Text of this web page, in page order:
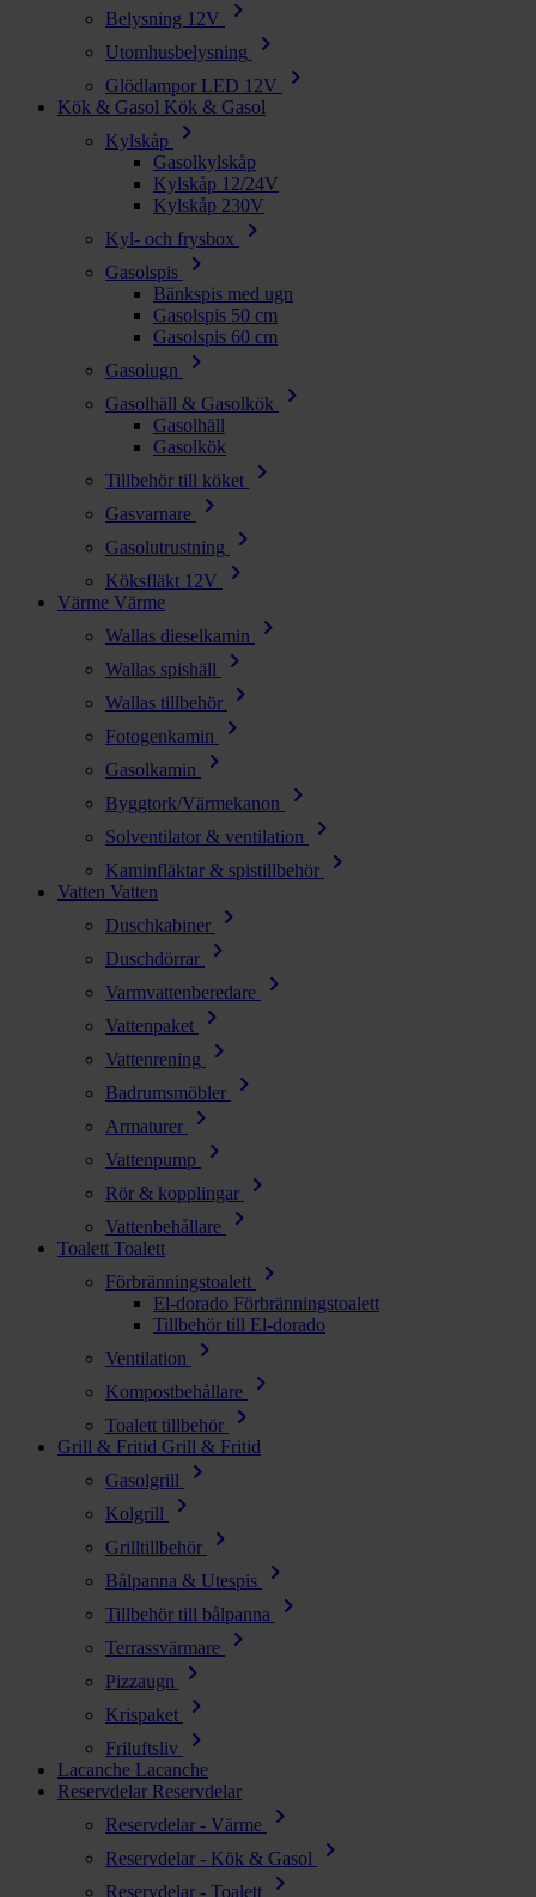
Belysning 12V chevron_right
Utomhusbelysning chevron_right
Glödlampor LED 12V chevron_right
Kök & Gasol Kök & Gasol
Kylskåp
chevron_right
Gasolkylskåp
Kylskåp 12/24V
Kylskåp 230V
Kyl- och frysbox
chevron_right
Gasolspis chevron_right
Bänkspis med ugn
Gasolspis 50 cm
Gasolspis 60 cm
Gasolugn
chevron_right
Gasolhäll & Gasolkök chevron_right
Gasolhäll
Gasolkök
Tillbehör till köket
chevron_right
Gasvarnare chevron_right
Gasolutrustning chevron_right
Köksfläkt 12V chevron_right
Värme Värme
Wallas dieselkamin
chevron_right
Wallas spishäll chevron_right
Wallas tillbehör chevron_right
Fotogenkamin chevron_right
Gasolkamin chevron_right
Byggtork/Värmekanon chevron_right
Solventilator & ventilation chevron_right
Kaminfläktar & spistillbehör chevron_right
Vatten Vatten
Duschkabiner
chevron_right
Duschdörrar chevron_right
Varmvattenberedare chevron_right
Vattenpaket chevron_right
Vattenrening chevron_right
Badrumsmöbler chevron_right
Armaturer chevron_right
Vattenpump chevron_right
Rör & kopplingar chevron_right
Vattenbehållare chevron_right
Toalett Toalett
Förbränningstoalett
chevron_right
El-dorado Förbränningstoalett
Tillbehör till El-dorado
Ventilation
chevron_right
Kompostbehållare chevron_right
Toalett tillbehör chevron_right
Grill & Fritid Grill & Fritid
Gasolgrill
chevron_right
Kolgrill chevron_right
Grilltillbehör chevron_right
Bålpanna & Utespis chevron_right
Tillbehör till bålpanna chevron_right
Terrassvärmare chevron_right
Pizzaugn chevron_right
Krispaket chevron_right
Friluftsliv chevron_right
Lacanche Lacanche
Reservdelar Reservdelar
Reservdelar - Värme
chevron_right
Reservdelar - Kök & Gasol chevron_right
Reservdelar - Toalett chevron_right